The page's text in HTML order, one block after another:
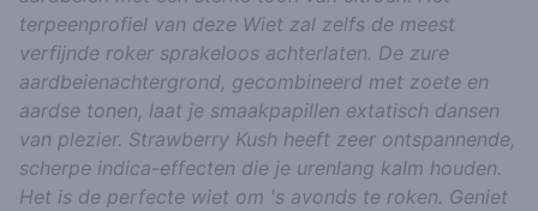
terpeenprofiel van deze Wiet zal zelfs de meest
verfijnde roker sprakeloos achterlaten. De zure
aardbeienachtergrond, gecombineerd met zoete en
aardse tonen, laat je smaakpapillen extatisch dansen
van plezier. Strawberry Kush heeft zeer ontspannende,
scherpe indica-effecten die je urenlang kalm houden.
Het is de perfecte wiet om 's avonds te roken. Geniet